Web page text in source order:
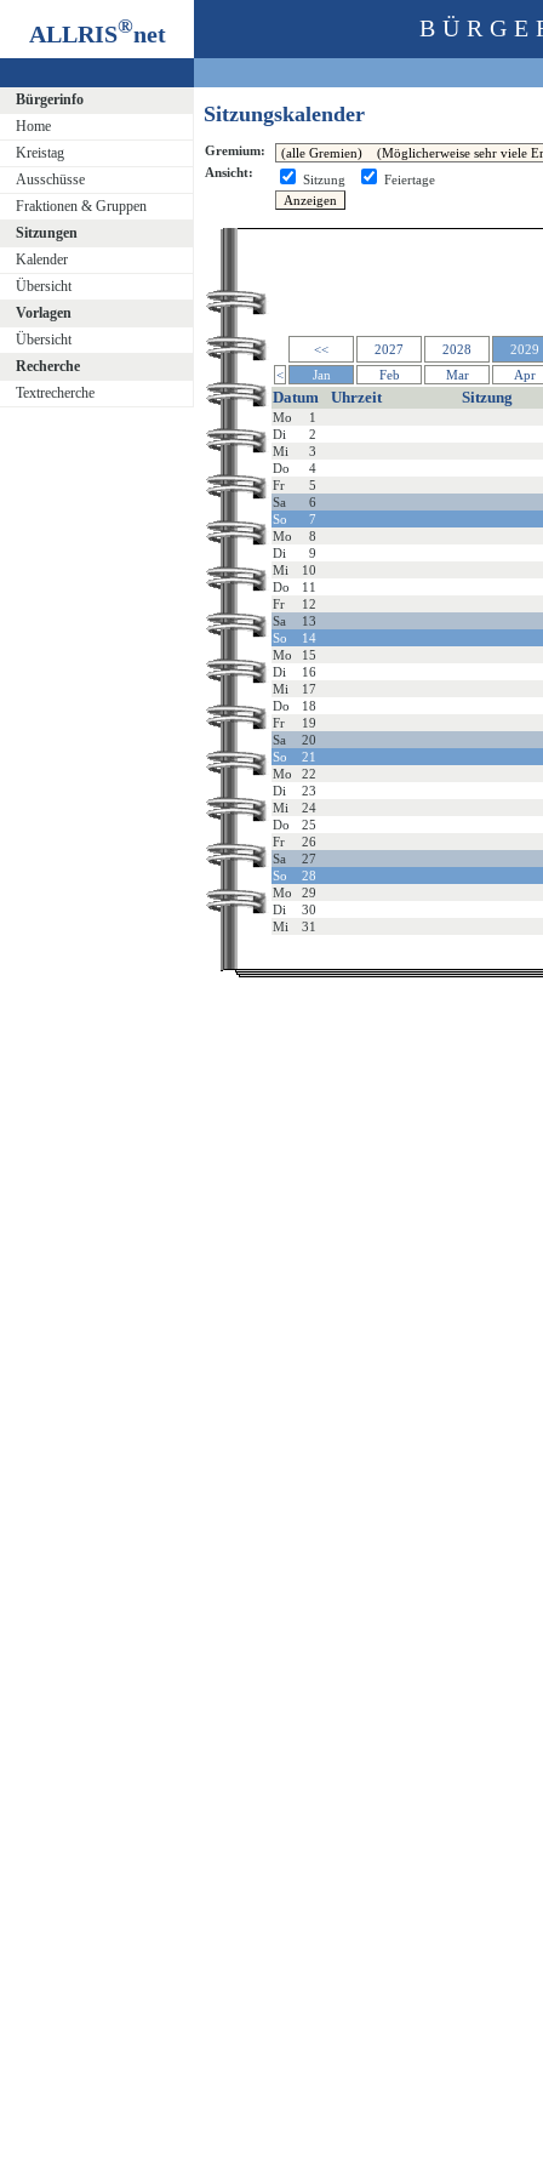
ALLRIS®net
Bürgerinfo
Home
Kreistag
Ausschüsse
Fraktionen & Gruppen
Sitzungen
Kalender
Übersicht
Vorlagen
Übersicht
Recherche
Textrecherche
Sitzungskalender
Gremium:
Ansicht:
Sitzung Feiertage
<< 2027 2028
2029
<
Jan Feb Mar Apr
Datum Uhrzeit Sitzung
Mo
1
Di
2
Mi
3
Do
4
Fr
5
Sa
6
So
7
Mo
8
Di
9
Mi
10
Do
11
Fr
12
Sa
13
So
14
Mo
15
Di
16
Mi
17
Do
18
Fr
19
Sa
20
So
21
Mo
22
Di
23
Mi
24
Do
25
Fr
26
Sa
27
So
28
Mo
29
Di
30
Mi
31